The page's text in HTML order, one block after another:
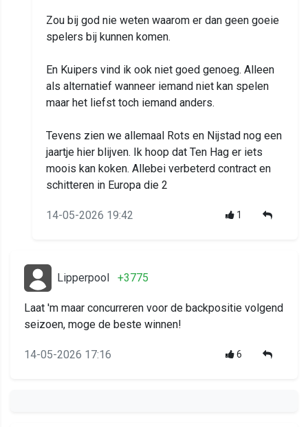
Zou bij god nie weten waarom er dan geen goeie
spelers bij kunnen komen.
En Kuipers vind ik ook niet goed genoeg. Alleen
als alternatief wanneer iemand niet kan spelen
maar het liefst toch iemand anders.
Tevens zien we allemaal Rots en Nijstad nog een
jaartje hier blijven. Ik hoop dat Ten Hag er iets
moois kan koken. Allebei verbeterd contract en
schitteren in Europa die 2
14-05-2026 19:42 1
Lipperpool +3775
Laat 'm maar concurreren voor de backpositie volgend
seizoen, moge de beste winnen!
14-05-2026 17:16 6